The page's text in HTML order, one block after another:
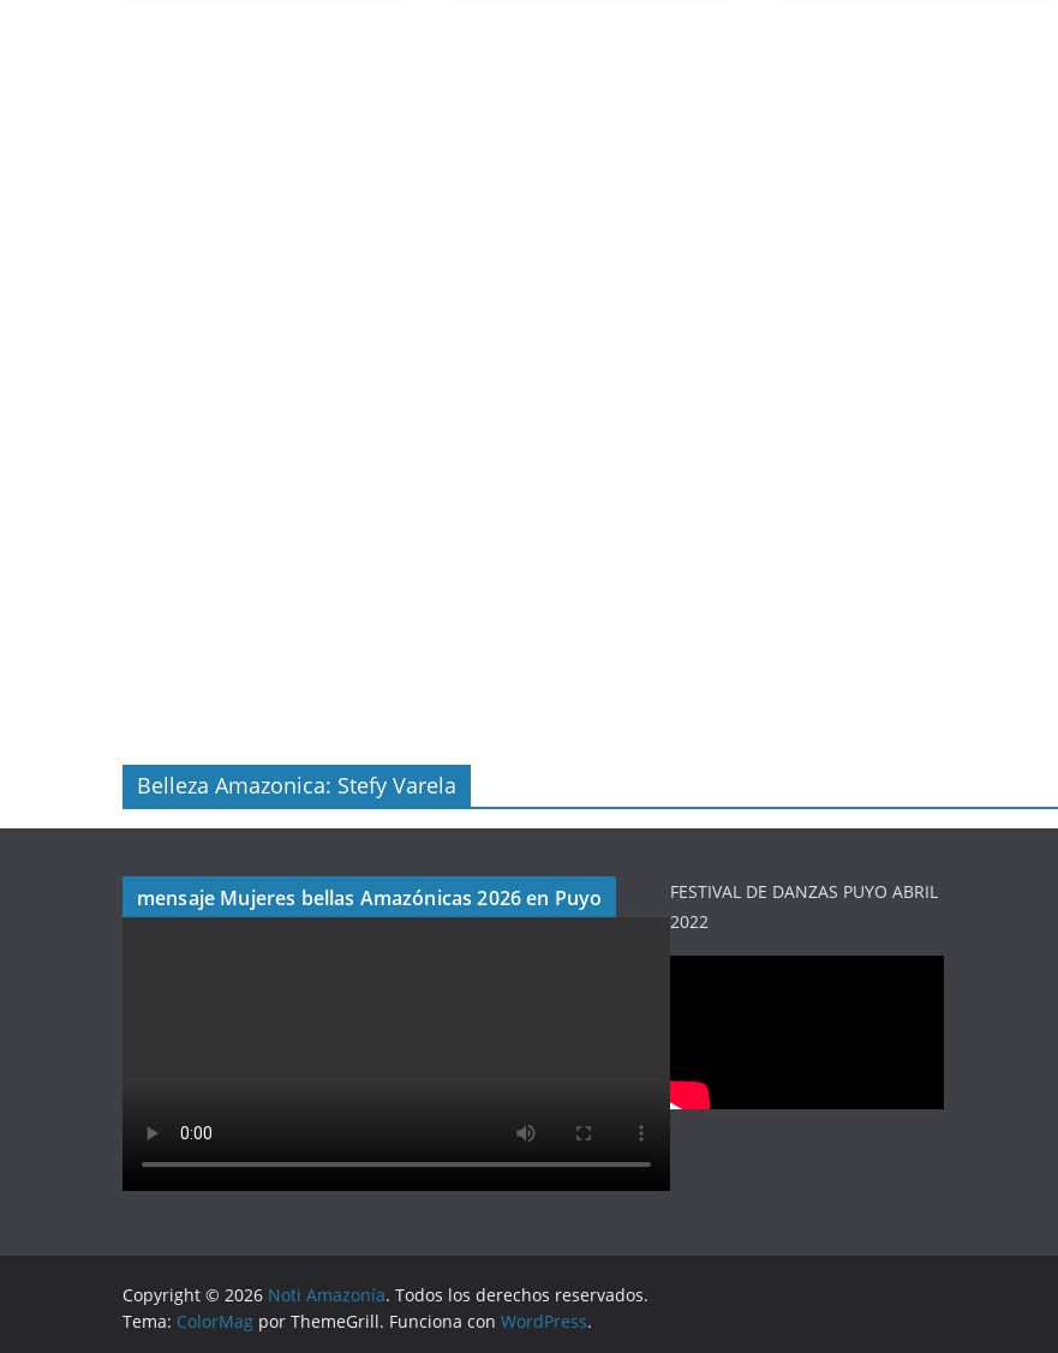
Belleza Amazonica: Stefy Varela
mensaje Mujeres bellas Amazónicas 2026 en Puyo
FESTIVAL DE DANZAS PUYO ABRIL
2022
Copyright © 2026 Noti Amazonía. Todos los derechos reservados.
Tema: ColorMag por ThemeGrill. Funciona con WordPress.